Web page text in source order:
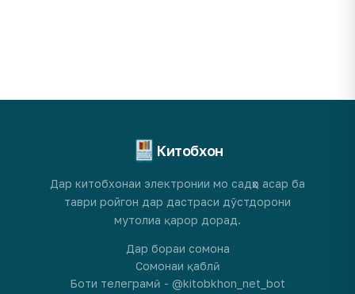
Китобхон
Дар китобхонаи электронии мо садҳо асар ба
таври ройгон дар дастраси дӯстдорони
мутолиа қарор дорад.
Дар бораи сомона
Сомонаи қаблӣ
Боти телеграмӣ - @kitobkhon_net_bot